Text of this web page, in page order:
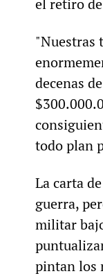
el retiro
"Nuestras
decenas
todo plan
La carta
guerra,
militar
pintan los